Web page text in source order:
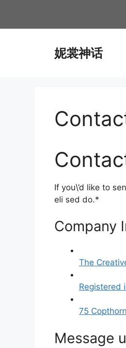
内
妮裳神话
If you\’d like to
eli sed do.*
Company
The
Registered
75
Message